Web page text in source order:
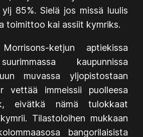
85%. Sielä jos missä luulis
toimittoo kai assiit kymriks.
ketjun aptiekissa
kaupunnissa
muvassa yljopistostaan
vettää immeissii puolleesa
eivätkä nämä tulokkaat
Tilastoloihen mukkaan
bangorilaisista